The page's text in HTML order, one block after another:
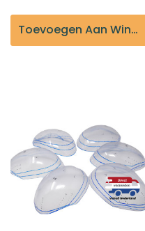
Toevoegen Aan Winkelmandje